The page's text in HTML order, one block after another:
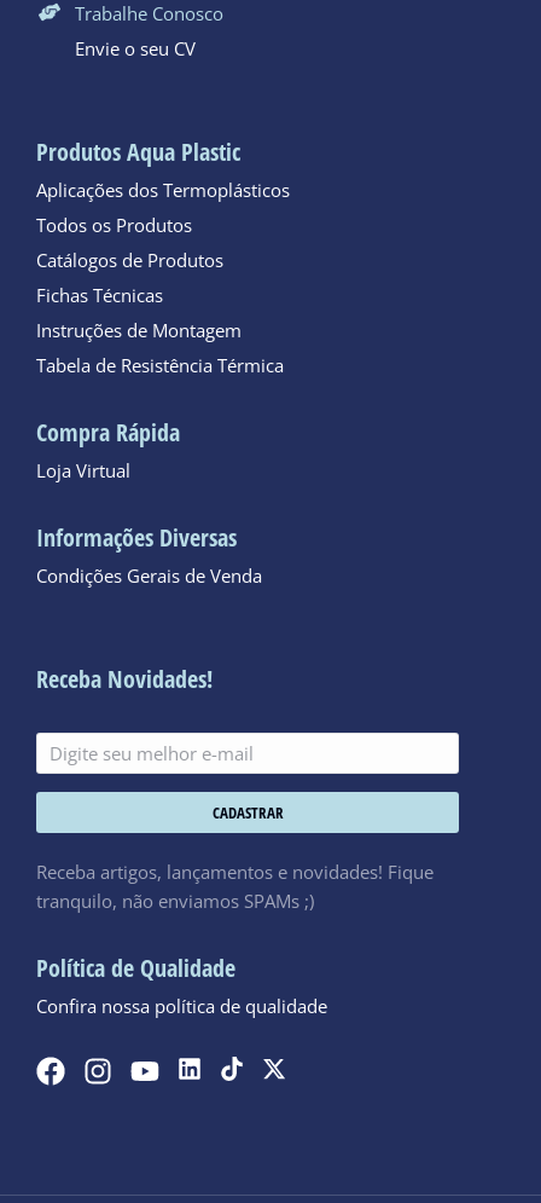
Trabalhe Conosco
Envie o seu CV
Produtos Aqua Plastic
Aplicações dos Termoplásticos
Todos os Produtos
Catálogos de Produtos
Fichas Técnicas
Instruções de Montagem
Tabela de Resistência Térmica
Compra Rápida
Loja Virtual
Informações Diversas
Condições Gerais de Venda
Receba Novidades!
CADASTRAR
Receba artigos, lançamentos e novidades! Fique
tranquilo, não enviamos SPAMs ;)
Política de Qualidade
Confira nossa política de qualidade